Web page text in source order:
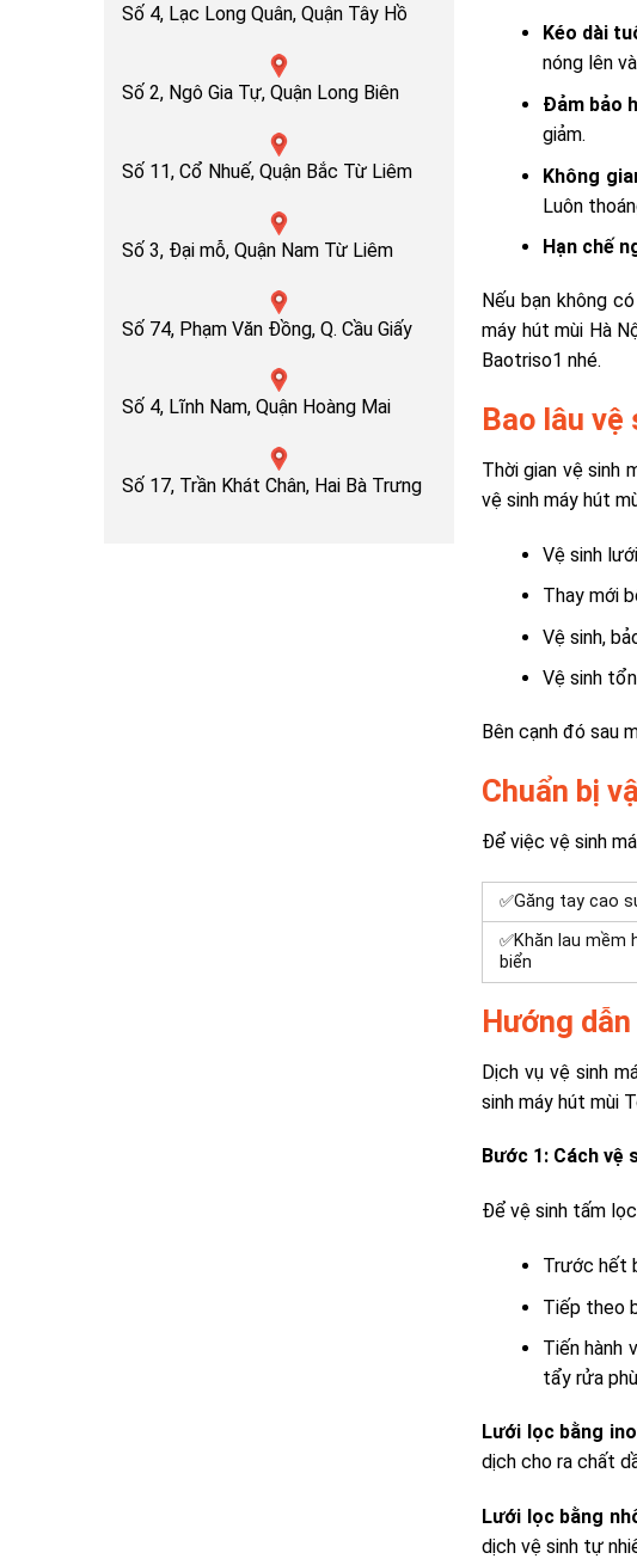
Số 4, Lạc Long Quân, Quận Tây Hồ
Số 2, Ngô Gia Tự, Quận Long Biên
Số 11, Cổ Nhuế, Quận Bắc Từ Liêm
Số 3, Đại mỗ, Quận Nam Từ Liêm
Số 74, Phạm Văn Đồng, Q. Cầu Giấy
Số 4, Lĩnh Nam, Quận Hoàng Mai
Số 17, Trần Khát Chân, Hai Bà Trưng
Kéo dài
nóng lên
Đảm bảo
giảm.
Không
Luôn
Hạn chế
Nếu bạn không
máy hút mùi Hà
Baotriso1 nhé.
Bao lâu vệ
Thời gian vệ sinh
vệ sinh máy hút
Vệ sinh
Thay mới
Vệ sinh,
Vệ sinh
Bên cạnh đó sau
Chuẩn bị
Để việc vệ sinh
✅Găng tay cao
✅Khăn lau mềm
biển
Hướng
Dịch vụ vệ sinh
sinh máy hút mùi
Bước 1: Cách vệ
Để vệ sinh tấm
Trước hết
Tiếp theo
Tiến hành
tẩy rửa
Lưới lọc bằng
dịch cho ra chất
Lưới lọc bằng
dịch vệ sinh tự